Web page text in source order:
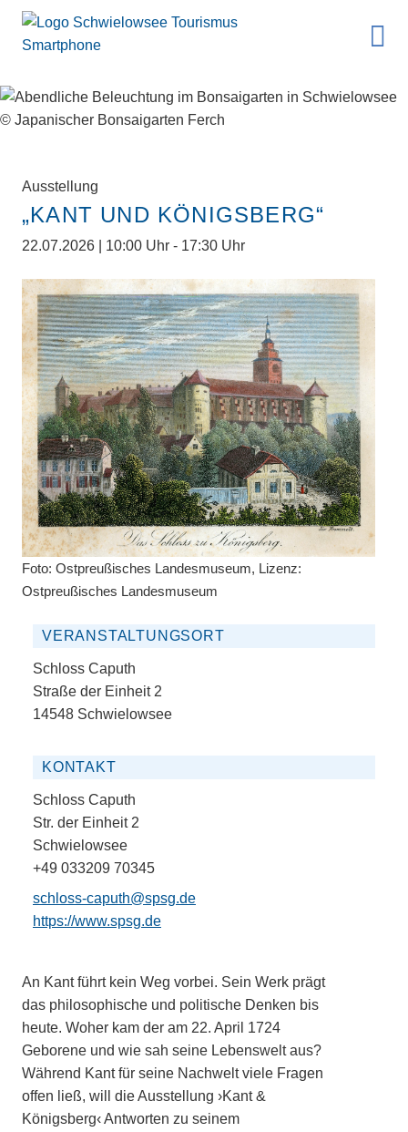
Ausstellung
„KANT UND KÖNIGSBERG“
22.07.2026 | 10:00 Uhr - 17:30 Uhr
Foto: Ostpreußisches Landesmuseum, Lizenz:
Ostpreußisches Landesmuseum
VERANSTALTUNGSORT
Schloss Caputh
Straße der Einheit 2
14548 Schwielowsee
KONTAKT
Schloss Caputh
Str. der Einheit 2
Schwielowsee
+49 033209 70345
schloss-caputh@spsg.de
https://www.spsg.de
An Kant führt kein Weg vorbei. Sein Werk prägt
das philosophische und politische Denken bis
heute. Woher kam der am 22. April 1724
Geborene und wie sah seine Lebenswelt aus?
Während Kant für seine Nachwelt viele Fragen
offen ließ, will die Ausstellung ›Kant &
Königsberg‹ Antworten zu seinem